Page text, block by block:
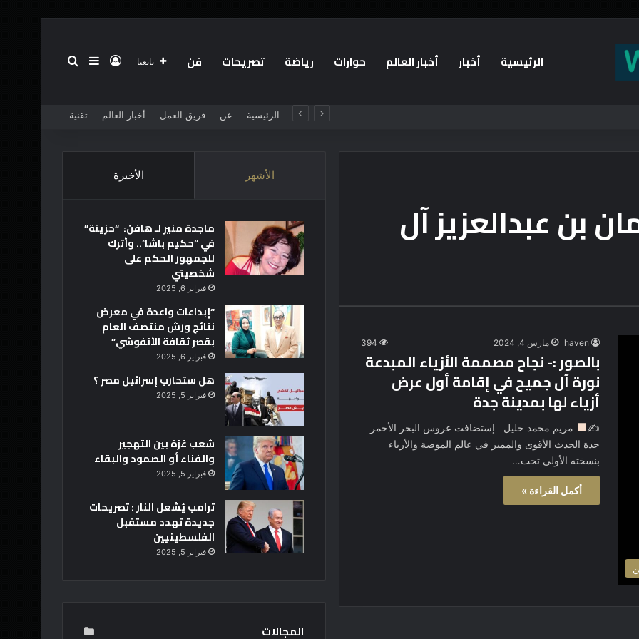
الرئيسية أخبار أخبار العالم حوارات رياضة تصريحات فن تابعنا تسجيل الدخول
إضافة عمود جانبي
الرئيسية عن فريق العمل أخبار العالم تقنية
بن عبدالعزيز آل
haven مارس 4, 2024 394
بالصور :- نجاح مصممة الأزياء المبدعة
نورة آل جميح في إقامة أول عرض
أزياء لها بمدينة جدة
✍
مريم محمد خليل إستضافت عروس البحر الأحمر
جدة الحدث الأقوى والمميز في عالم الموضة والأزياء
بنسخته الأولى تحت…
أكمل القراءة »
الأشهر الأخيرة
ماجدة منير لـ هافن: “حزينة”
في “حكيم باشا”.. وأترك
للجمهور الحكم على
شخصيتي
فبراير 6, 2025
“إبداعات واعدة في معرض
نتائج ورش منتصف العام
بقصر ثقافة الأنفوشي”
فبراير 6, 2025
هل ستحارب إسرائيل مصر ؟
فبراير 5, 2025
شعب غزة بين التهجير
والفناء أو الصمود والبقاء
فبراير 5, 2025
ترامب يُشعل النار : تصريحات
جديدة تهدد مستقبل
الفلسطينيين
فبراير 5, 2025
المجالات